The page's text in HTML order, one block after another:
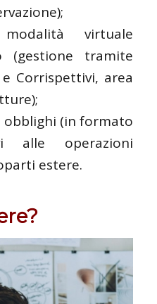
virtuale
(gestione tramite
Corrispettivi, area
obblighi (in formato
alle operazioni
estere.